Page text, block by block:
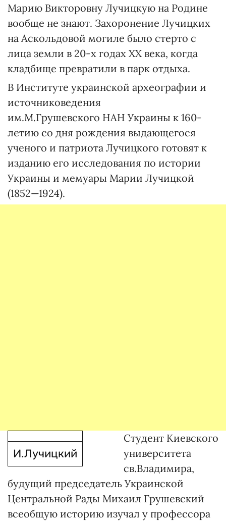
Марию Викторовну Лучицкую на Родине
вообще не знают. Захоронение Лучицких
на Аскольдовой могиле было стерто с
лица земли в 20-х годах ХХ века, когда
кладбище превратили в парк отдыха.
В Институте украинской археографии и
источниковедения
им.М.Грушевского НАН Украины к 160-
летию со дня рождения выдающегося
ученого и патриота Лучицкого готовят к
изданию его исследования по истории
Украины и мемуары Марии Лучицкой
(1852—1924).
И.Лучицкий
Студент Киевского
университета
св.Владимира,
будущий председатель Украинской
Центральной Рады Михаил Грушевский
всеобщую историю изучал у профессора